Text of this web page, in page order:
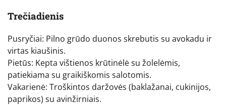
Trečiadienis
Pusryčiai: Pilno grūdo duonos skrebutis su avokadu ir
virtas kiaušinis.
Pietūs: Kepta vištienos krūtinėlė su žolelėmis,
patiekiama su graikiškomis salotomis.
Vakarienė: Troškintos daržovės (baklažanai, cukinijos,
paprikos) su avinžirniais.